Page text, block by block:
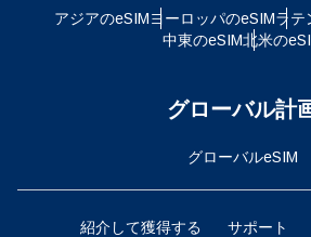
アジアのeSIMヨーロッパのeSIMラテ
中東のeSIM北米の
グローバル計
グローバルeSIM
紹介して獲得する サポート